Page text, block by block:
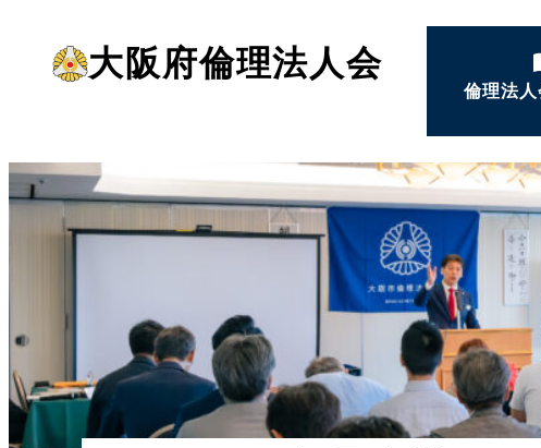
ン
テ
移
動
大阪府倫理法人会
倫理法人
倫理法
倫理を学
会長あ